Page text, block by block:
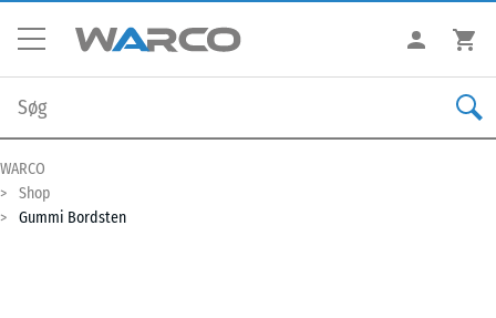
WARCO
Shop
Gummi Bordsten